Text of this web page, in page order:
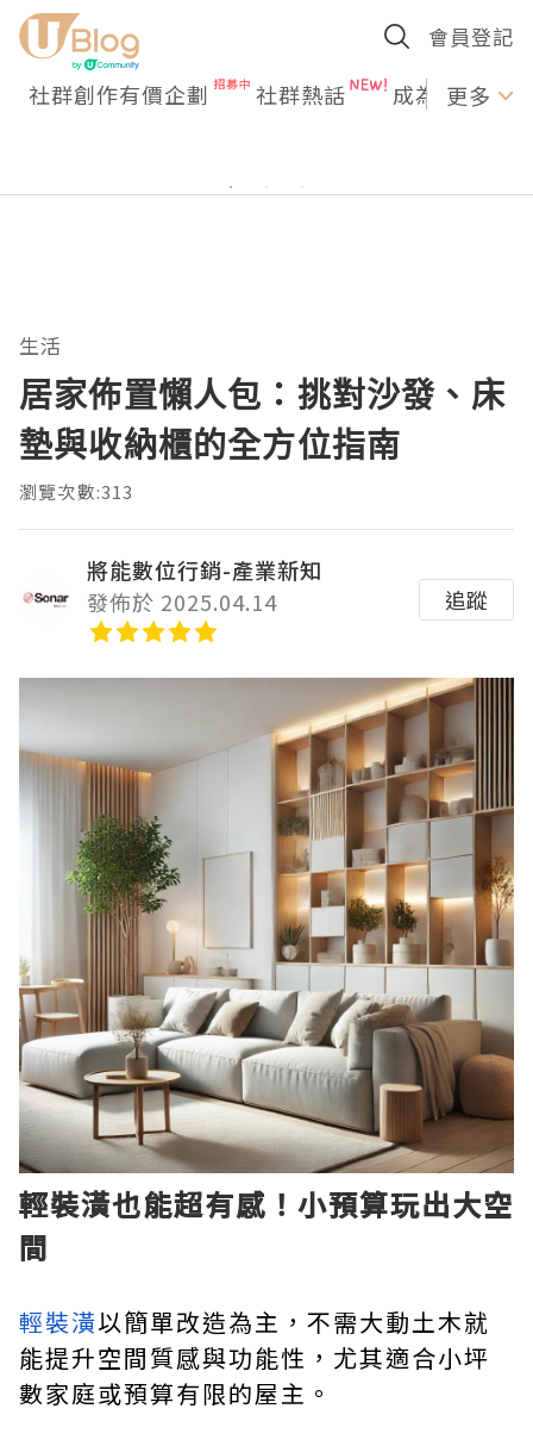
會員登記
社群創作有價企劃 社群熱話 成為U更多
生活
居家佈置懶人包：挑對沙發、床
墊與收納櫃的全方位指南
瀏覽次數:313
將能數位行銷-產業新知
發佈於 2025.04.14
追蹤
輕裝潢也能超有感！小預算玩出大空
間
輕裝潢以簡單改造為主，不需大動土木就
能提升空間質感與功能性，尤其適合小坪
數家庭或預算有限的屋主。